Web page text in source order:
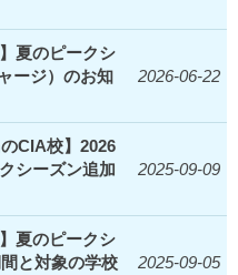
夏のピークシ
ージ）のお知
2026-06-22
CIA校】2026
シーズン追加
2025-09-09
夏のピークシ
と対象の学校
2025-09-05